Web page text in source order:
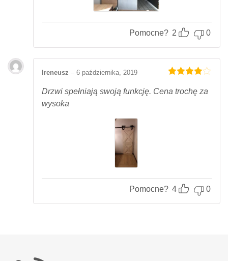
Pomocne? 2 0
4na 5.
Ireneusz – 6 października, 2019
Drzwi spełniają swoją funkcję. Cena trochę za
wysoka
Pomocne? 4 0